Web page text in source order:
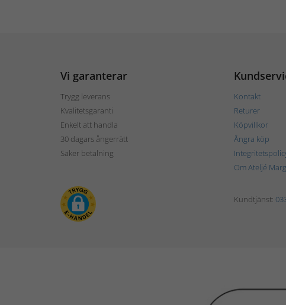
Vi garanterar
Trygg leverans
Kvalitetsgaranti
Enkelt att handla
30 dagars ångerrätt
Säker betalning
Kontakt
Returer
Köpvillkor
Ångra köp
Om Ateljé
Kundtjänst: